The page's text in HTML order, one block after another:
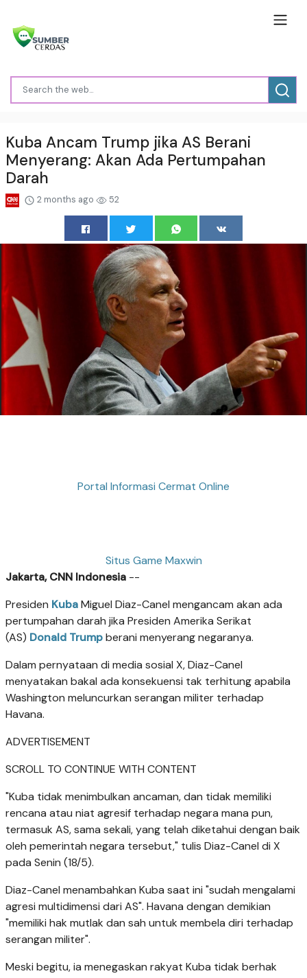
Kuba Ancam Trump jika AS Berani
Menyerang: Akan Ada Pertumpahan
Darah
2 months ago 52
Portal Informasi Cermat Online
Situs Game Maxwin
Jakarta, CNN Indonesia --
Presiden KubaMiguel Diaz-Canel mengancam akan ada
pertumpahan darah jika Presiden Amerika Serikat
(AS) Donald Trumpberani menyerang negaranya.
Dalam pernyataan di media sosial X, Diaz-Canel
menyatakan bakal ada konsekuensi tak terhitung apabila
Washington meluncurkan serangan militer terhadap
Havana.
ADVERTISEMENT
SCROLL TO CONTINUE WITH CONTENT
"Kuba tidak menimbulkan ancaman, dan tidak memiliki
rencana atau niat agresif terhadap negara mana pun,
termasuk AS, sama sekali, yang telah diketahui dengan baik
oleh pemerintah negara tersebut," tulis Diaz-Canel di X
pada Senin (18/5).
Diaz-Canel menambahkan Kuba saat ini "sudah mengalami
agresi multidimensi dari AS". Havana dengan demikian
"memiliki hak mutlak dan sah untuk membela diri terhadap
serangan militer".
Meski begitu, ia menegaskan rakyat Kuba tidak berhak